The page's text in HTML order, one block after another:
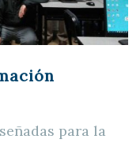
para la